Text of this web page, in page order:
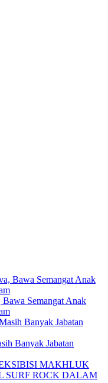
Semangat Anak
Banyak Jabatan